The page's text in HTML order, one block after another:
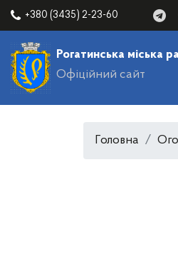
+380 (3435) 2-23-60
Рогатинська міська
Офіційний сайт
Головна